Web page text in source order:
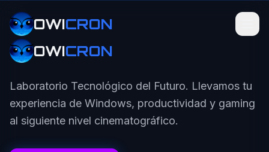
OWICRON
OWICRON
Laboratorio Tecnológico del Futuro. Llevamos tu
experiencia de Windows, productividad y gaming
al siguiente nivel cinematográfico.